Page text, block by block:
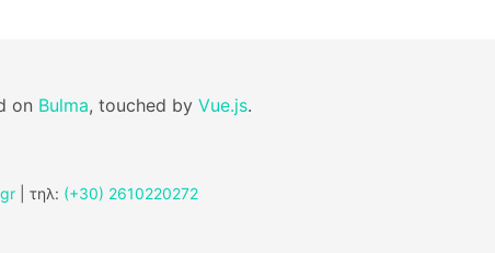
on Bulma, touched by Vue.js.
| τηλ: (+30) 2610220272